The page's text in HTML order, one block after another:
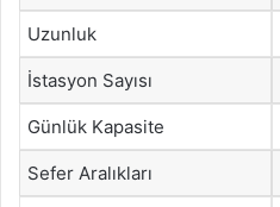
Uzunluk
İstasyon Sayısı
Günlük Kapasite
Sefer Aralıkları